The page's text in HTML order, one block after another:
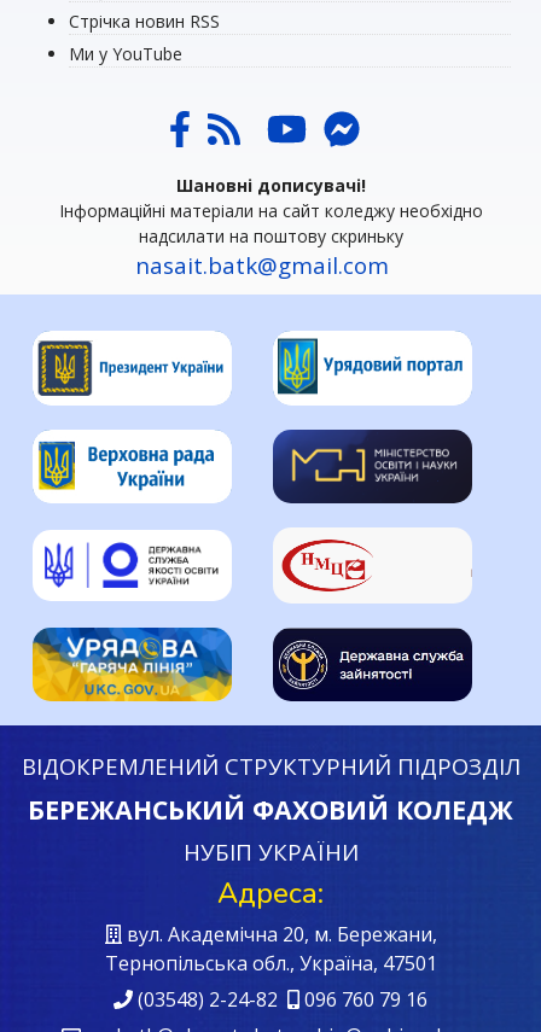
Стрічка новин RSS
Ми у YouTube
Шановні дописувачі!
Інформаційні матеріали на сайт коледжу необхідно
надсилати на поштову скриньку
nasait.batk@gmail.com
ВІДОКРЕМЛЕНИЙ СТРУКТУРНИЙ ПІДРОЗДІЛ
БЕРЕЖАНСЬКИЙ ФАХОВИЙ КОЛЕДЖ
НУБІП УКРАЇНИ
Адреса:
вул. Академічна 20, м. Бережани,
Тернопільська обл., Україна, 47501
(03548) 2-24-82
096 760 79 16